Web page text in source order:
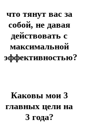
что тянут вас за
собой, не давая
действовать с
максимальной
эффективностью?
Каковы мои 3
главных цели на
3 года?